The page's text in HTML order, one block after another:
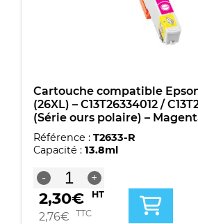
(Série
ours
polaire)
-
Magenta
Cartouche compatible Epson
(26XL) – C13T26334012 /
(Série ours polaire) –
Référence : T2633-R
Capacité : 13.8ml
-
quantité
de
Cartouche
compatible
+
2,30€ HT
2,76€ TTC